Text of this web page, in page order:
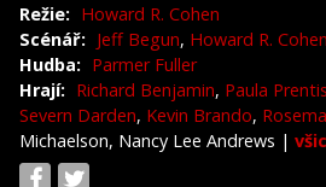
Režie: Howard R. Cohen
Scénář: Jeff Begun, Howard R. Cohen
Hudba: Parmer Fuller
Hrají: Richard Benjamin, Paula
Severn Darden, Kevin Brando,
Michaelson, Nancy Lee Andrews |